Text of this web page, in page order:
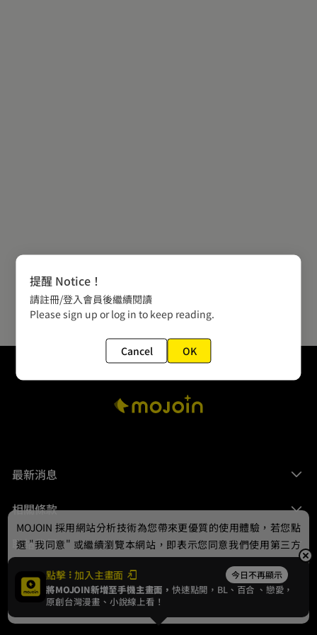
最新消息
相關條款
聯絡我們
© 2024 gamania Digital Entertainment Co., Ltd.
點擊 加入主畫面 今日不再顯示
將MOJOIN新增至手機主畫面，快速點開，BL、 百合 、戀愛，
原創台灣漫畫、小說線上看！
MOJOIN 採用網站分析技術為您帶來更優質的使用體驗，若您點
選 "我同意" 或繼續瀏覽本網站，即表示您同意我們使用第三方
Cookie，欲瞭解更多資訊請見隱私權政策。
我同意
提醒 Notice！
請註冊/登入會員後繼續閱讀
Please sign up or log in to keep reading.
Cancel OK